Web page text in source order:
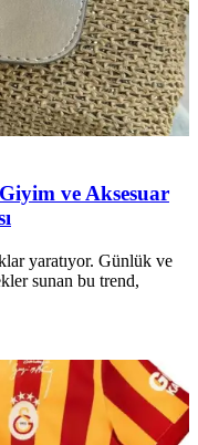
ve Aksesuar
yaratıyor. Günlük ve
sunan bu trend,